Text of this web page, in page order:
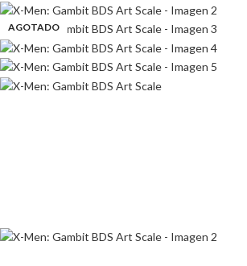
AGOTADO